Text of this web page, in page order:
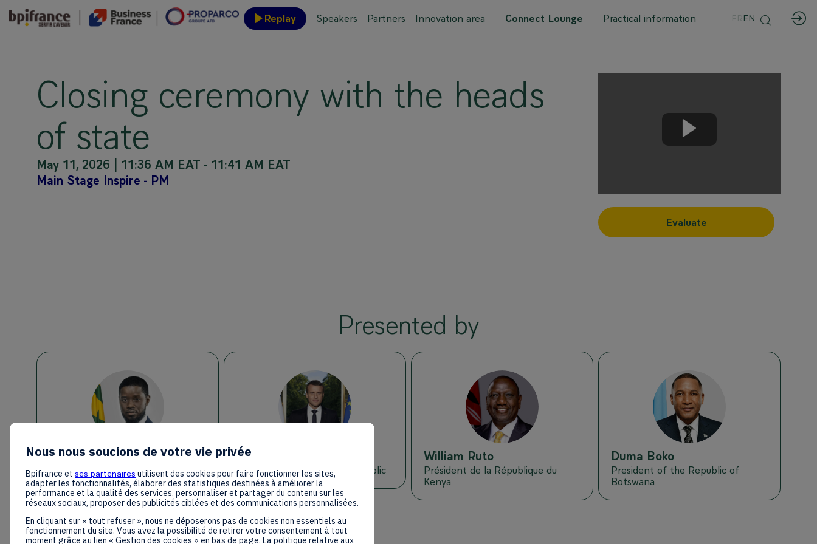
Replay Speakers Partners Innovation area Connect Lounge Practical information FREN
Closing ceremony with the heads
of state
May 11, 2026 11:36 AM EAT - 11:41 AM EAT
Main Stage Inspire - PM
Evaluate
Presented by
BDDF
Bassírou Diomaye Diakhar
FAYE
President of the Republic of
Senegal
EM
Emmanuel
President of the French Republic
WR
William Ruto
Président de la République du
Kenya
DB
Duma Boko
President of the Republic of
Botswana
Nous nous soucions de votre vie privée
Bpifrance et ses partenaires utilisent des cookies pour faire fonctionner les sites,
adapter les fonctionnalités, élaborer des statistiques destinées à améliorer la
performance et la qualité des services, personnaliser et partager du contenu sur les
réseaux sociaux, proposer des publicités ciblées et des communications personnalisées.
En cliquant sur « tout refuser », nous ne déposerons pas de cookies non essentiels au
fonctionnement du site. Vous avez la possibilité de retirer votre consentement à tout
moment grâce au lien « Gestion des cookies » en bas de page. La politique relative aux